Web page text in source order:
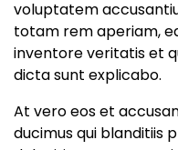
voluptatem
totam rem aperiam,
inventore veritatis et
dicta sunt explicabo.
At vero eos et
ducimus qui blanditiis